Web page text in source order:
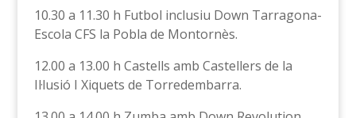
10.30 a 11.30 h Futbol inclusiu Down Tarragona-
Escola CFS la Pobla de Montornès.
12.00 a 13.00 h Castells amb Castellers de la
Il·lusió I Xiquets de Torredembarra.